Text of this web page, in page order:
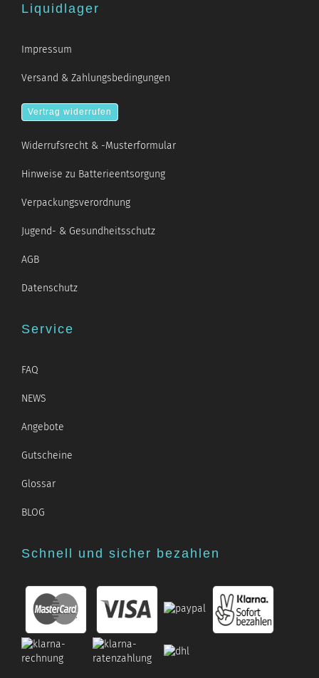
Liquidlager
Impressum
Versand & Zahlungsbedingungen
Vertrag widerrufen
Widerrufsrecht & -Musterformular
Hinweise zu Batterieentsorgung
Verpackungsverordnung
Jugend- & Gesundheitsschutz
AGB
Datenschutz
Service
FAQ
NEWS
Angebote
Gutscheine
Glossar
BLOG
Schnell und sicher bezahlen